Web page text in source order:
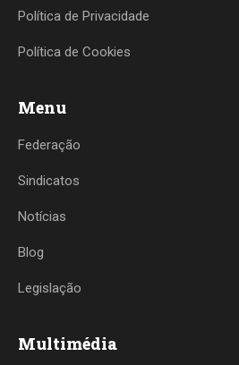
Política de Privacidade
Política de Cookies
Menu
Federação
Sindicatos
Notícias
Blog
Legislação
Multimédia